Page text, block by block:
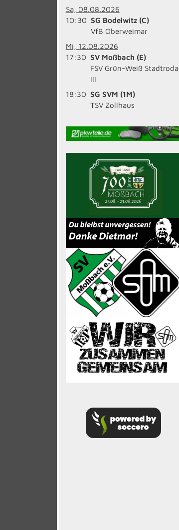
Sa, 08.08.2026
10:30 SG Bodelwitz (C)
VfB Oberweimar
Mi, 12.08.2026
17:30 SV Moßbach (E)
FSV Grün-Weiß Stadtroda
III
18:30 SG SVM (1M)
TSV Zollhaus